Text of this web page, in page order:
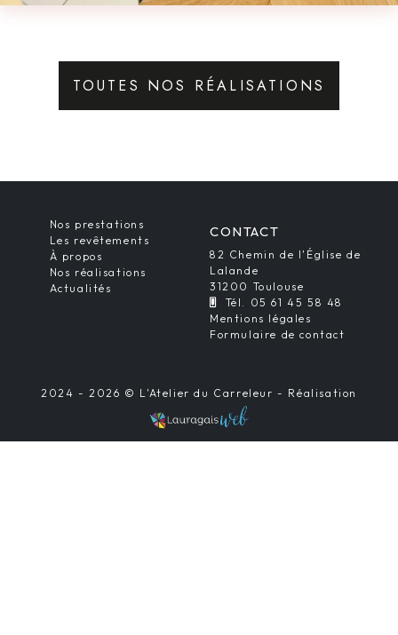
TOUTES NOS RÉALISATIONS
Nos prestations
Les revêtements
À propos
Nos réalisations
Actualités
CONTACT
82 Chemin de l'Église de
Lalande
31200 Toulouse
Tél. 05 61 45 58 48
Mentions légales
Formulaire de contact
2024 - 2026 © L'Atelier du Carreleur - Réalisation